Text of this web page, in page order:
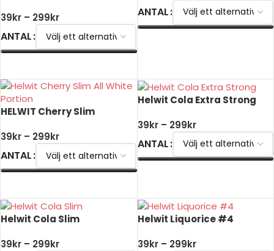
39kr – 299kr
ANTAL
ANTAL
HELWIT Cherry Slim
39kr – 299kr
ANTAL
Helwit Cola Extra Strong
39kr – 299kr
ANTAL
Helwit Cola Slim
39kr – 299kr
Helwit Liquorice #4
39kr – 299kr